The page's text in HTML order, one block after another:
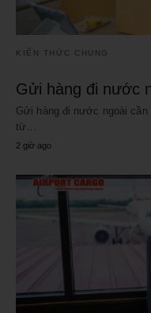
KIẾN THỨC CHUNG
Gửi hàng đi nước
Gửi hàng đi nước ngoài
từ…
2 giờ ago